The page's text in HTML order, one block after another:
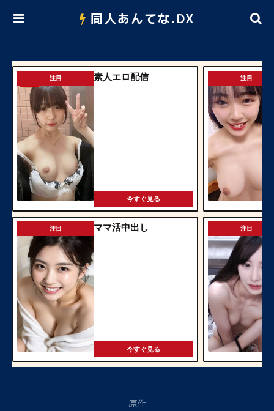
同人あんてな.DX
注目 素人エロ配信
今すぐ見る
注目 ママ活中出し
今すぐ見る
注目
注目
原作